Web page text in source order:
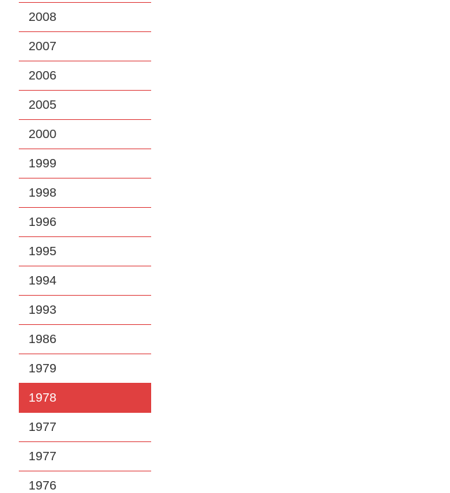
2008
2007
2006
2005
2000
1999
1998
1996
1995
1994
1993
1986
1979
1978
1977
1977
1976